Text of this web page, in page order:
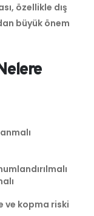
özellikle dış
büyük önem
ve kopma riski